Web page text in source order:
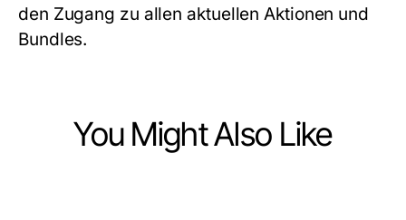
den Zugang zu allen aktuellen Aktionen und
Bundles.
You Might Also Like